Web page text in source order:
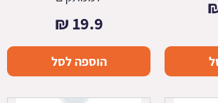
19.9
₪
הוספה לסל